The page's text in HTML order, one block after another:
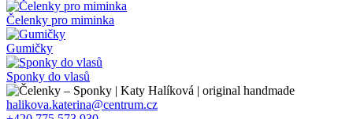
Čelenky pro miminka
Gumičky
Sponky do vlasů
halikova.katerina@centrum.cz